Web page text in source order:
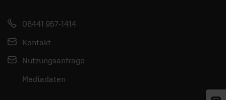
06441 957-1414
Kontakt
Nutzungsanfrage
Mediadaten